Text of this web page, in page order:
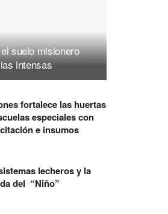
suelo misionero
intensas
fortalece las huertas
especiales con
e insumos
lecheros y la
del “Niño”